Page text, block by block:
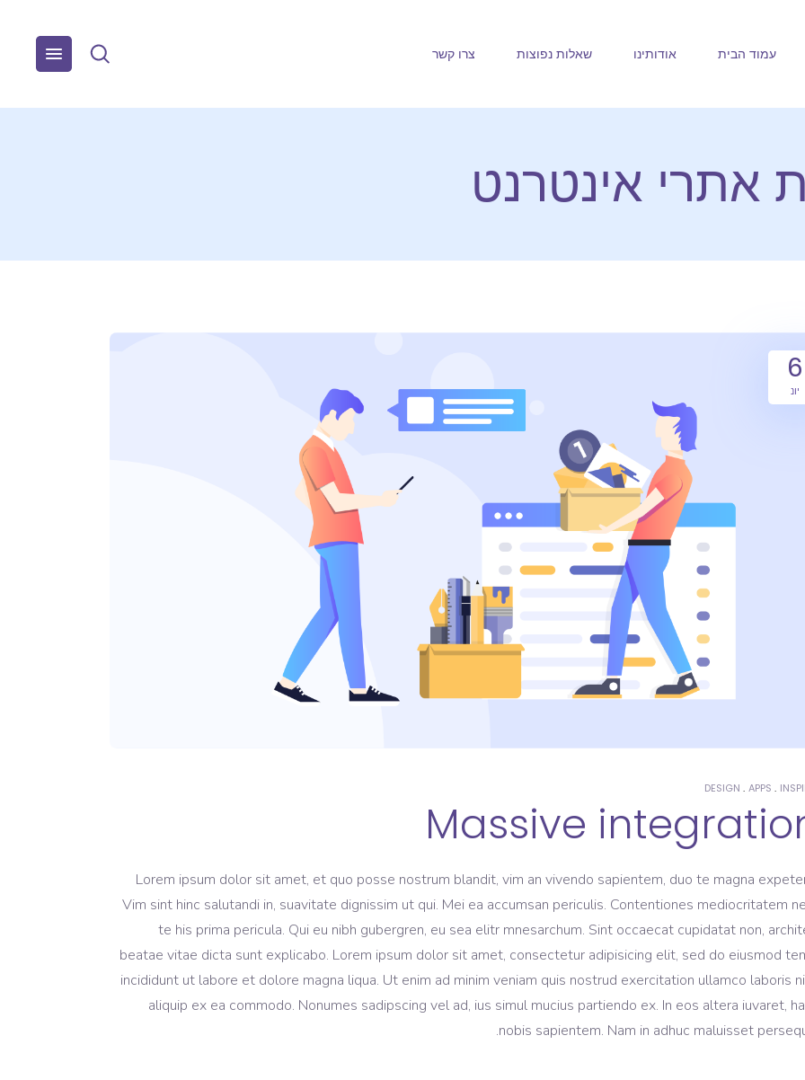
עמוד הבית אודותינו שאלות נפוצות צרו קשר
אתרי אינטרנט
6
יונ
APPS
DESIGN
Massive
Lorem ipsum dolor sit amet, et quo posse nostrum blandit, vim an vivendo sapientem, duo te magna
Vim sint hinc salutandi in, suavitate dignissim ut qui. Mei ea accumsan periculis. Contentiones mediocritatem
te his prima pericula. Qui eu nibh gubergren, eu sea elitr mnesarchum. Sint occaecat cupidatat non,
beatae vitae dicta sunt explicabo. Lorem ipsum dolor sit amet, consectetur adipisicing elit, sed do eiusmod
incididunt ut labore et dolore magna liqua. Ut enim ad minim veniam quis nostrud exercitation ullamco laboris
aliquip ex ea commodo. Nonumes sadipscing vel ad, ius simul mucius partiendo ex. In eos altera iuvaret,
nobis sapientem. Nam in adhuc maluisset